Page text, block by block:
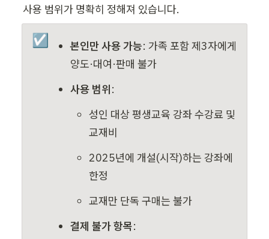
사용 범위가 명확히 정해져 있습니다.
☑️ 본인만 사용 가능: 가족 포함 제3자에게
양도·대여·판매 불가
사용 범위:
성인 대상 평생교육 강좌 수강료 및
교재비
2025년에 개설(시작)하는 강좌에
한정
교재만 단독 구매는 불가
결제 불가 항목: